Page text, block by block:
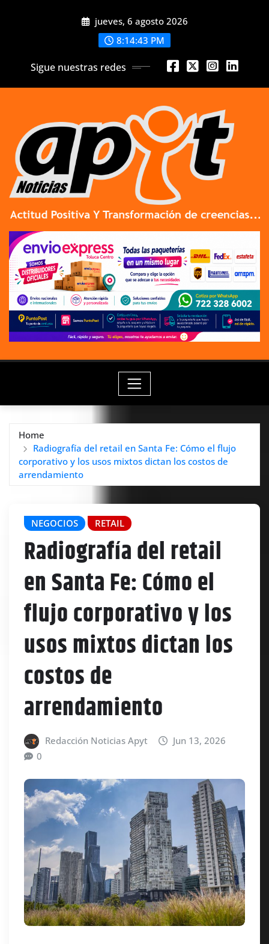
jueves, 6 agosto 2026
8:14:45 PM
Sigue nuestras redes
Home
Radiografía del retail en Santa Fe: Cómo el flujo
corporativo y los usos mixtos dictan los costos de
arrendamiento
NEGOCIOS RETAIL
Radiografía del retail
en Santa Fe: Cómo el
flujo corporativo y los
usos mixtos dictan los
costos de
arrendamiento
Redacción Noticias Apyt
Jun 13, 2026
0